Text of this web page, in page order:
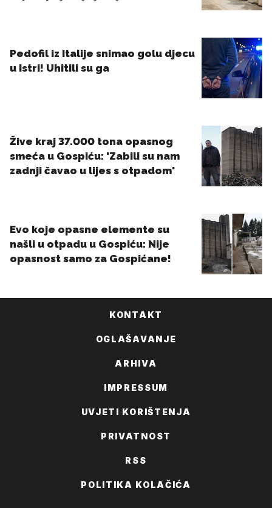
KONTAKT
OGLAŠAVANJE
ARHIVA
IMPRESSUM
UVJETI KORIŠTENJA
PRIVATNOST
RSS
POLITIKA KOLAČIĆA